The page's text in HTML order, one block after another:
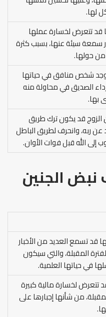
لها.
قد تتعرض لخسارة عملها
سمعة سيئة عنها، بسبب كثرة
حولها.
شخص منافق في حياتها
الصديق في محاولة منه
بها.
الزوج قد يكون ترك طريق
عن ربه، وانحرف لطريق الباطل
إلى الله قبل فوات الأوان.
الجنين
قد تسمع العديد من الأخبار
المقبلة، والتي سيكون
في حياتها العلمية.
تتعرض لخسارة مالية كبيرة
من شأنها إجبارها على